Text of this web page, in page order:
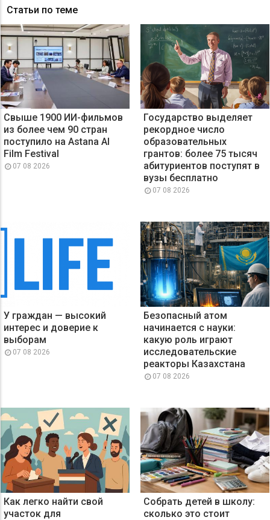
Статьи по теме
Свыше 1900 ИИ-фильмов
из более чем 90 стран
поступило на Astana AI
Film Festival
07 08 2026
Государство выделяет
рекордное число
образовательных
грантов: более 75 тысяч
абитуриентов поступят в
вузы бесплатно
07 08 2026
У граждан — высокий
интерес и доверие к
выборам
07 08 2026
Безопасный атом
начинается с науки:
какую роль играют
исследовательские
реакторы Казахстана
07 08 2026
Как легко найти свой
участок для
Собрать детей в школу:
сколько это стоит